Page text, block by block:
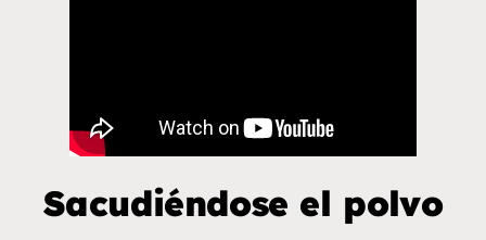
Sacudiéndose el polvo